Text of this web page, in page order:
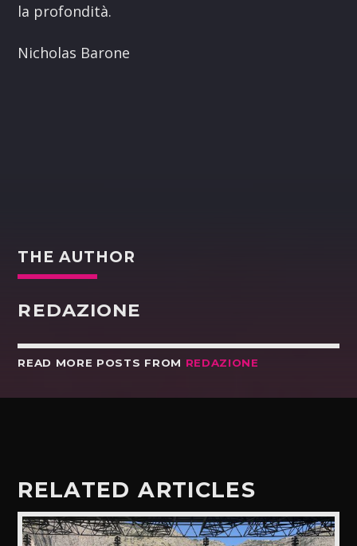
la profondità.
Nicholas Barone
THE AUTHOR
REDAZIONE
READ MORE POSTS FROM REDAZIONE
RELATED ARTICLES